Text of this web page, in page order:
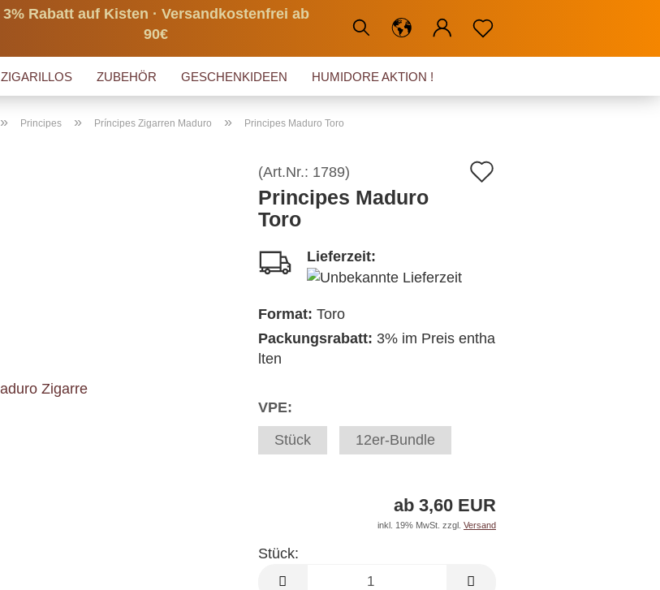
3% Rabatt auf Kisten · Versandkostenfrei ab
90€
ZIGARILLOS ZUBEHÖR GESCHENKIDEEN HUMIDORE AKTION !
» Principes » Príncipes Zigarren Maduro » Principes Maduro Toro
(Art.Nr.: 1789)
Principes Maduro
Toro
Lieferzeit:
Format: Toro
Packungsrabatt: 3% im Preis entha
lten
VPE:
Stück
12er-Bundle
ab 3,60 EUR
inkl. 19% MwSt. zzgl. Versand
Stück:
Stück